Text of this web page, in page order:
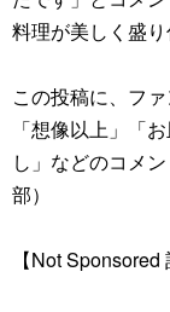
料理が美しく盛り
この投稿に、フ
「想像以上」「
し」などのコメ
部）
【Not Sponsored